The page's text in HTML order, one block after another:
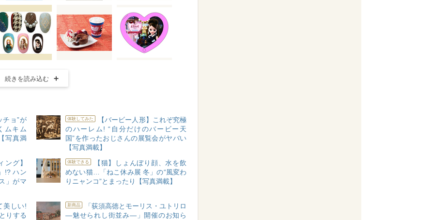
続きを読み込む
チョ”が
ムキム
写真満
体験してみた
【バービー人形】これぞ究極
のハーレム! “自分だけのバービー天
国”を作ったおじさんの展覧会がヤバい
【写真満載】
グ】
!? ハン
」がマ
体験できる
【猫】しょんぼり顔、水を飲
めない猫…「ねこ休み展 冬」の“風変わ
りニャンコ”とまったり【写真満載】
美しい!
りする
新商品
「荻須高徳とモーリス・ユトリロ
―魅せられし街並み―」開催のお知ら